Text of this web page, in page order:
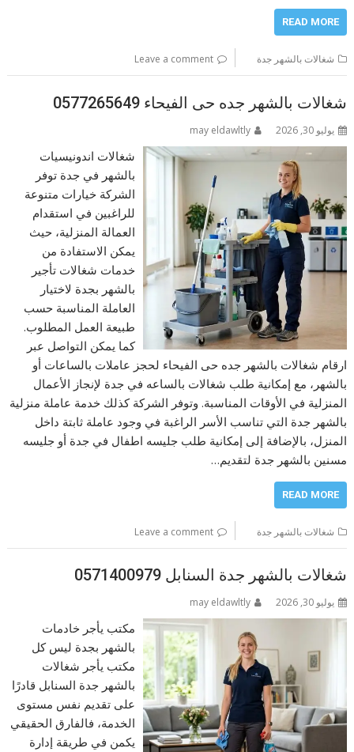
READ MORE
شغالات بالشهر جدة Leave a comment
شغالات بالشهر جده حى الفيحاء 0577265649
يوليو 30, 2026 may eldawltly
شغالات اندونيسيات
بالشهر في جدة توفر
الشركة خيارات متنوعة
للراغبين في استقدام
العمالة المنزلية، حيث
يمكن الاستفادة من
خدمات شغالات تأجير
بالشهر بجدة لاختيار
العاملة المناسبة حسب
طبيعة العمل المطلوب.
كما يمكن التواصل عبر
ارقام شغالات بالشهر جده حى الفيحاء لحجز عاملات بالساعات أو
بالشهر، مع إمكانية طلب شغالات بالساعه في جدة لإنجاز الأعمال
المنزلية في الأوقات المناسبة. وتوفر الشركة كذلك خدمة عاملة منزلية
بالشهر جدة التي تناسب الأسر الراغبة في وجود عاملة ثابتة داخل
المنزل، بالإضافة إلى إمكانية طلب جليسه اطفال في جدة أو جليسه
مسنين بالشهر جدة لتقديم…
READ MORE
شغالات بالشهر جدة Leave a comment
شغالات بالشهر جدة السنابل 0571400979
يوليو 30, 2026 may eldawltly
مكتب يأجر خادمات
بالشهر بجدة ليس كل
مكتب يأجر شغالات
بالشهر جدة السنابل قادرًا
على تقديم نفس مستوى
الخدمة، فالفارق الحقيقي
يكمن في طريقة إدارة